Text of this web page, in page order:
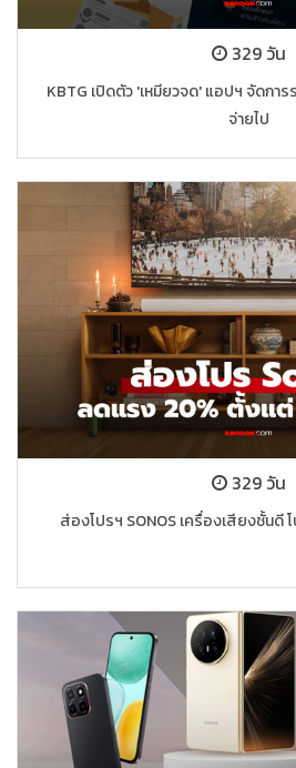
329 วัน
KBTG เปิดตัว 'เหมียวจด' แอปฯ จัดกา
จ่ายไป
329 วัน
ส่องโปรฯ SONOS เครื่องเสียงชั้น